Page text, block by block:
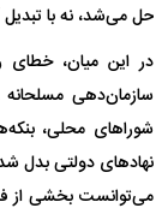
حل می‌شد، نه با
در این میان، خطای
سازمان‌دهی مسلحانه
شورا‌های محلی،
نهاد‌های دولتی بدل
می‌توانست بخشی از